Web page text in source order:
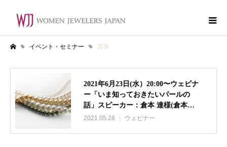
イベント・セミナー 真珠
真珠
2021年6月23日(水）20:00〜ウェビナ
ー「いま知っておきたいパールの
話」スピーカー：倉本 達様(倉本真
珠株式会社 代表取締役）(終了しま
2021.05.28 ウェビナー